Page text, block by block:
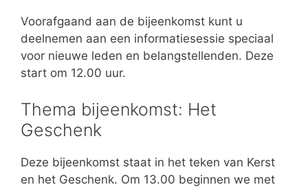
Voorafgaand aan de bijeenkomst kunt u
deelnemen aan een informatiesessie speciaal
voor nieuwe leden en belangstellenden. Deze
start om 12.00 uur.
Thema bijeenkomst: Het
Geschenk
Deze bijeenkomst staat in het teken van Kerst
en het Geschenk. Om 13.00 beginnen we met